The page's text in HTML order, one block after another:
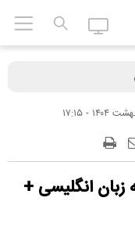
زبان انگلیسی +